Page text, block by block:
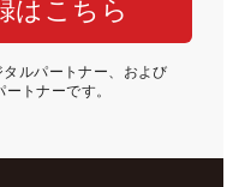
はこちら
ルパートナー、および
トナーです。